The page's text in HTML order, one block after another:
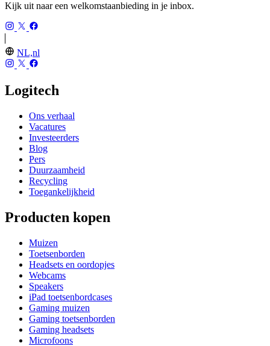
Kijk uit naar een welkomstaanbieding in je inbox.
NL,nl
Logitech
Ons verhaal
Vacatures
Investeerders
Blog
Pers
Duurzaamheid
Recycling
Toegankelijkheid
Producten kopen
Muizen
Toetsenborden
Headsets en oordopjes
Webcams
Speakers
iPad toetsenbordcases
Gaming muizen
Gaming toetsenborden
Gaming headsets
Microfoons